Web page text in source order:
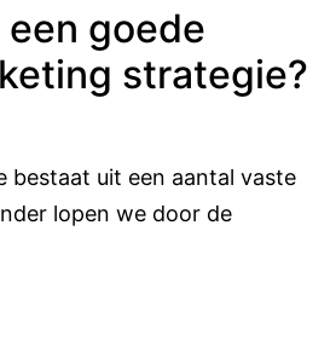
goede
strategie?
bestaat uit een aantal vaste
lopen we door de